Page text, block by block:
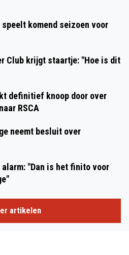
speelt komend seizoen voor
Club krijgt staartje: "Hoe is dit
definitief knoop door over
RSCA
neemt besluit over
"Dan is het finito voor
artikelen